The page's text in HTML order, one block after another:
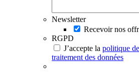
Newsletter
Recevoir nos
RGPD
J’accepte la politique
traitement des données